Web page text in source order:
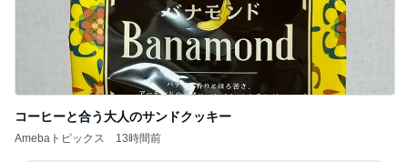
コーヒーと合う大人のサンドクッキー
Amebaトピックス 13時間前